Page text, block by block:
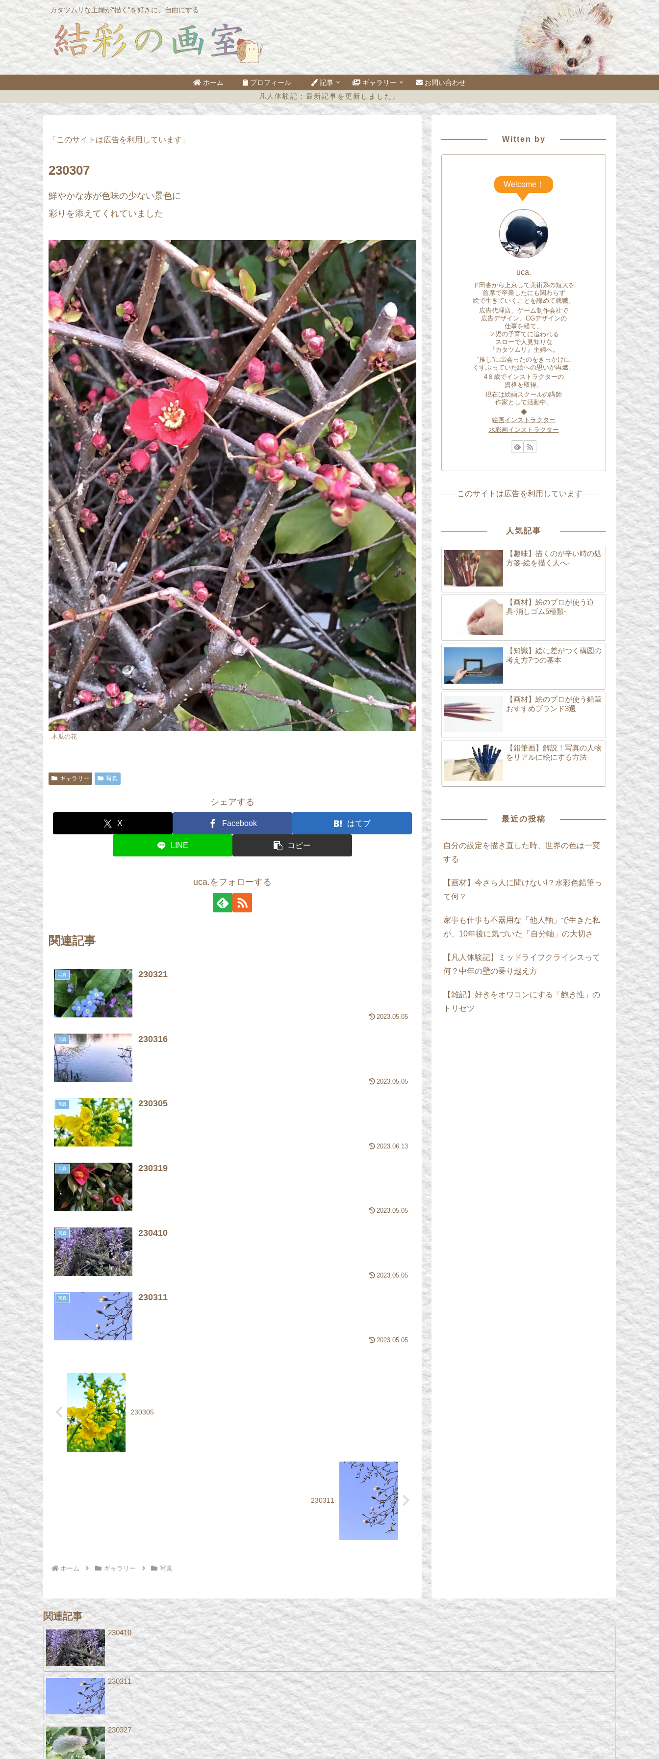
カタツムリな主婦が“描く”を好きに、自由にする
ホーム プロフィール 記事 ギャラリー お問い合わせ
凡人体験記：最新記事を更新しました。
「このサイトは広告を利用しています」
230307
鮮やかな赤が色味の少ない景色に
彩りを添えてくれていました
木瓜の花
ギャラリー 写真
シェアする
X Facebook はてブ
LINE コピー
uca.をフォローする
関連記事
写真 230321
2023.05.05
写真 230316
2023.05.05
写真 230305
2023.06.13
写真 230319
2023.05.05
写真 230410
2023.05.05
写真 230311
2023.05.05
230305
230311
ホーム ギャラリー 写真
Witten by
Welcome！
uca.
ド田舎から上京して美術系の短大を
首席で卒業したにも関わらず
絵で生きていくことを諦めて就職。
広告代理店、ゲーム制作会社で
広告デザイン、CGデザインの
仕事を経て、
２児の子育てに追われる
スローで人見知りな
『カタツムリ』主婦へ。
“推し”に出会ったのをきっかけに
くすぶっていた絵への思いが再燃。
4８歳でインストラクターの
資格を取得。
現在は絵画スクールの講師
作家として活動中。
◆
絵画インストラクター
水彩画インストラクター
――このサイトは広告を利用しています――
人気記事
【趣味】描くのが辛い時の処
方箋-絵を描く人へ-
【画材】絵のプロが使う道
具-消しゴム5種類-
【知識】絵に差がつく構図の
考え方7つの基本
【画材】絵のプロが使う鉛筆
おすすめブランド3選
【鉛筆画】解説！写真の人物
をリアルに絵にする方法
最近の投稿
自分の設定を描き直した時、世界の色は一変
する
【画材】今さら人に聞けない!？水彩色鉛筆っ
て何？
家事も仕事も不器用な「他人軸」で生きた私
が、10年後に気づいた「自分軸」の大切さ
【凡人体験記】ミッドライフクライシスって
何？中年の壁の乗り越え方
【雑記】好きをオワコンにする「飽き性」の
トリセツ
関連記事
230410
230311
230327